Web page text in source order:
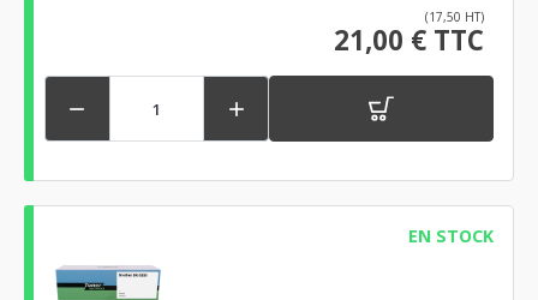
(17,50 HT)
21,00 € TTC
 
EN STOCK